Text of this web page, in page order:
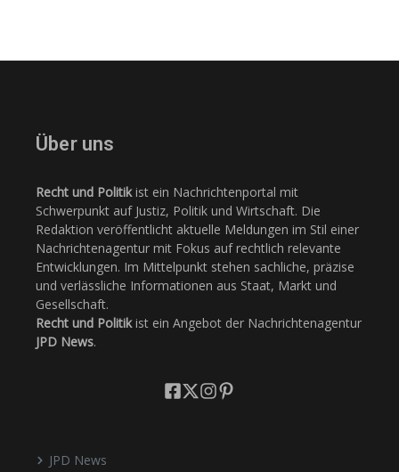
Über uns
Recht und Politikist ein Nachrichtenportal mit
Schwerpunkt auf Justiz, Politik und Wirtschaft. Die
Redaktion veröffentlicht aktuelle Meldungen im Stil einer
Nachrichtenagentur mit Fokus auf rechtlich relevante
Entwicklungen. Im Mittelpunkt stehen sachliche, präzise
und verlässliche Informationen aus Staat, Markt und
Gesellschaft.
Recht und Politikist ein Angebot der Nachrichtenagentur
JPD News.
JPD News